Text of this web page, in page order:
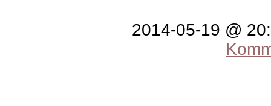
2014-05-19 @